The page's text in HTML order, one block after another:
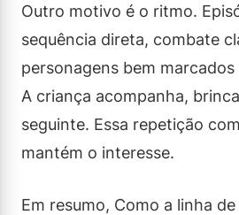
Outro motivo é o ritmo.
sequência direta, combate
personagens bem
A criança acompanha,
seguinte. Essa repetição
mantém o interesse.
Em resumo, Como a linha